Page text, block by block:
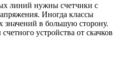
линий нужны счетчики с
Иногда классы
значений в большую сторону.
устройства от скачков